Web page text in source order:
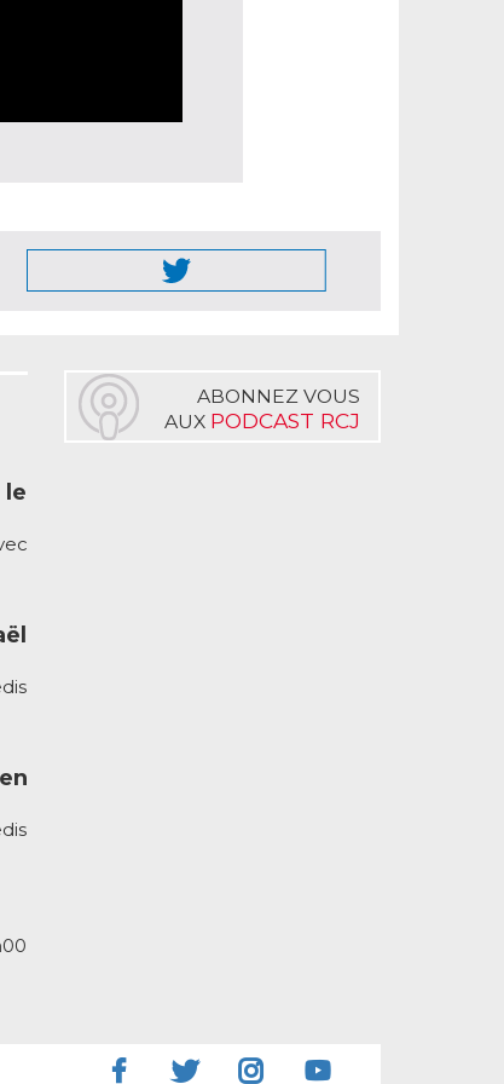
ABONNEZ VOUS
AUX PODCAST RCJ